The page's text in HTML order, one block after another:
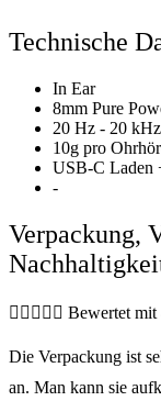
Technische
In Ear
8mm Pure
20 Hz - 20 kHz
10g pro
USB-C Laden
-
Verpackung,
     Bewertet mit
Die Verpackung ist
an. Man kann sie